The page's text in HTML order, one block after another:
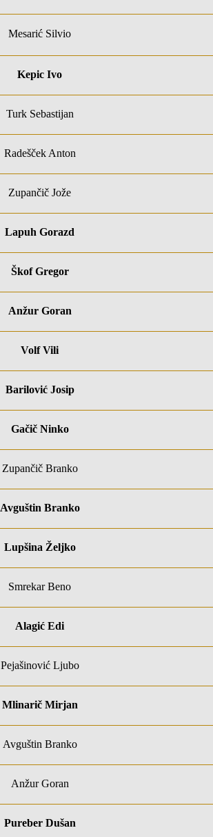
Mesarić Silvio
Kepic Ivo
Turk Sebastijan
Radešček Anton
Zupančič Jože
Lapuh Gorazd
Škof Gregor
Anžur Goran
Volf Vili
Barilović Josip
Gačič Ninko
Zupančič Branko
Avguštin Branko
Lupšina Željko
Smrekar Beno
Alagić Edi
Pejašinović Ljubo
Mlinarič Mirjan
Avguštin Branko
Anžur Goran
Pureber Dušan